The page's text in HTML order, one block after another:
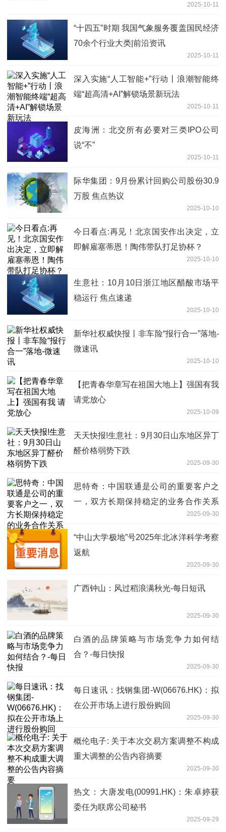
2025-10-11
“十四五”时期 我国气象服务覆盖国民经济
70余个行业大类|前沿资讯
2025-10-11
深入实施“人工智能+”行动丨浪潮智能终
端“超高清+AI”解锁场景新玩法
2025-10-11
皮海洲：北交所有必要对三类IPO公司
说“不”
2025-10-11
际华集团：9月份累计回购公司股份30.9
万股 焦点热议
2025-10-10
今日看点:再见！北京国安作出决定，立
即解雇塞蒂恩！陶伟带队打足协杯？
2025-10-10
生意社：10月10日浙江地区醋酸市场平
稳运行 焦点速递
2025-10-10
新华社权威快报丨非车险“报行合一”落地-
微速讯
2025-10-10
【把青春华章写在祖国大地上】强国有我
请党放心
2025-10-09
天天快报!生意社：9月30日山东地区异丁
醛价格弱势下跌
2025-09-30
思特奇：中国联通是公司的重要客户之
一，双方长期保持稳定的业务合作关系
2025-09-30
“中山大学极地”号2025年北冰洋科学考察
返航
2025-09-30
广西钟山：风过稻浪满秋光-每日短讯
2025-09-30
白酒的品牌策略与市场竞争力如何结
合？-每日快报
2025-09-30
每日速讯：找钢集团-W(06676.HK)：拟
在公开市场上进行股份购回
2025-09-30
概伦电子: 关于本次交易方案调整不构成
重大调整的公告内容摘要
2025-09-30
热文：大唐发电(00991.HK)：朱卓婷获
委任为联席公司秘书
2025-09-29